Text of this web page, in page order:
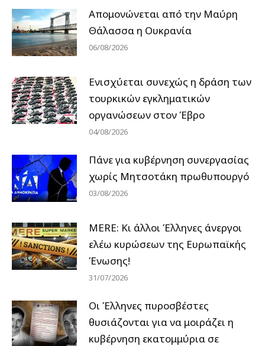
Απομονώνεται από την Μαύρη
Θάλασσα η Ουκρανία
06/08/2026
Ενισχύεται συνεχώς η δράση των
τουρκικών εγκληματικών
οργανώσεων στον Έβρο
04/08/2026
Πάνε για κυβέρνηση συνεργασίας
χωρίς Μητσοτάκη πρωθυπουργό
03/08/2026
MERE: Κι άλλοι Έλληνες άνεργοι
ελέω κυρώσεων της Ευρωπαϊκής
Ένωσης!
31/07/2026
Οι Έλληνες πυροσβέστες
θυσιάζονται για να μοιράζει η
κυβέρνηση εκατομμύρια σε